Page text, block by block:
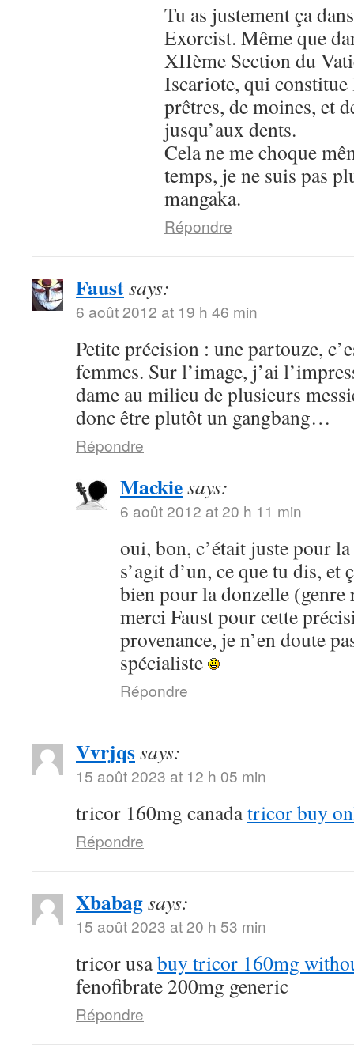
Tu as justement ça
Exorcist. Même que
XIIème Section du
Iscariote, qui constitue
prêtres, de moines, et
jusqu’aux dents.
Cela ne me choque
temps, je ne suis pas
mangaka.
Répondre
Faustsays:
6 août 2012 at 19 h 46 min
Petite précision : une partouze,
femmes. Sur l’image, j’ai
dame au milieu de plusieurs
donc être plutôt un gangbang…
Répondre
Mackiesays:
6 août 2012 at 20 h 11 min
oui, bon, c’était juste pour
s’agit d’un, ce que tu dis, et
bien pour la donzelle
merci Faust pour cette
provenance, je n’en doute
spécialiste
Répondre
Vvrjqssays:
15 août 2023 at 12 h 05 min
tricor 160mg canadatricor buy
Répondre
Xbabagsays:
15 août 2023 at 20 h 53 min
tricor usabuy tricor 160mg
fenofibrate 200mg generic
Répondre